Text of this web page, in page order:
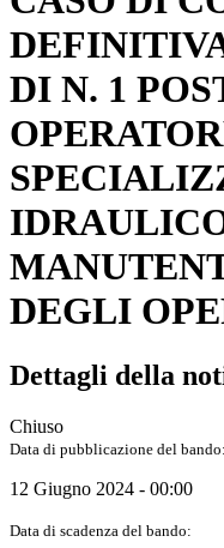
DI N. 1
DEGLI
Dettagli della
Chiuso
Data di pubblicazione del bando:
12 Giugno 2024 - 00:00
Data di scadenza del bando: